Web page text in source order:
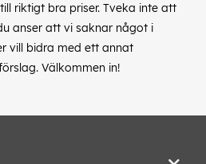
riktigt bra priser. Tveka inte att
anser att vi saknar något i
vill bidra med ett annat
Välkommen in!